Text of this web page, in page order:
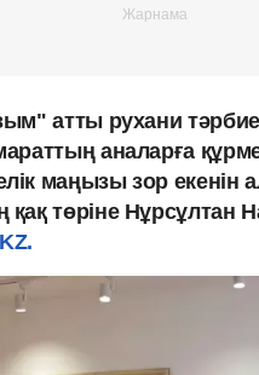
атты рухани
аналарға
маңызы зор екенін
қақ төріне